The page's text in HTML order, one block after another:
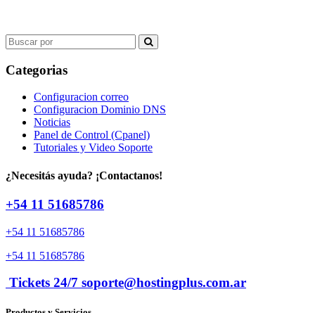
Search
for:
Categorias
Configuracion correo
Configuracion Dominio DNS
Noticias
Panel de Control (Cpanel)
Tutoriales y Video Soporte
¿Necesitás ayuda? ¡Contactanos!
+54 11 51685786
+54 11 51685786
+54 11 51685786
Tickets 24/7 soporte@hostingplus.com.ar